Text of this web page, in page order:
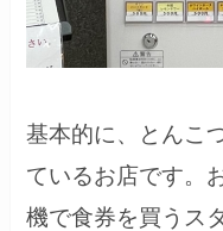
基本的に、とんこ
ているお店です。
機で食券を買うス